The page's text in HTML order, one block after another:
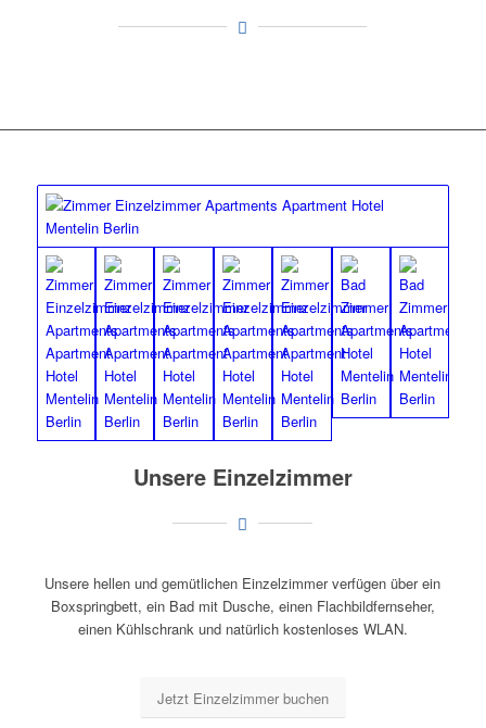
Unsere Einzelzimmer
Unsere hellen und gemütlichen Einzelzimmer verfügen über ein
Boxspringbett, ein Bad mit Dusche, einen Flachbildfernseher,
einen Kühlschrank und natürlich kostenloses WLAN.
Jetzt Einzelzimmer buchen